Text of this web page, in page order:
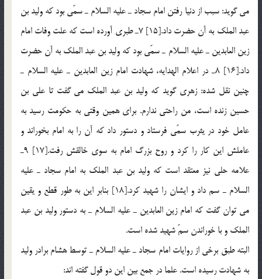
می گوید: سبب از دنیا رفتن امام سجاد ـ علیه السلام ـ سمّی بود که ولید بن
عبد الملک به آن حضرت داد.[15] 7ـ طبری آورده است که علت وفات امام
زین العابدین ـ علیه السلام ـ سمّی بود که ولید بن عبد الملک به آن حضرت
داد.[16] 8ـ در اعلام الهدايه، شهادت امام زین العابدین ـ علیه السلام ـ
چنین نقل شده: زهری گوید که ولید بن عبد الملک می گفت تا علی بن
حسین زنده است، من راحتی ندارم. برای همین وقتی به حکومت رسید به
عامل خود در یثرب سمّی فرستاد و دستور داد که آن را به امام بخوراند و
عاملش این کار را کرد و روح بزرگ امام به سوی خالقش رفت.[17] 9ـ
علامه حلی نیز معتقد است که ولید بن عبد الملک به امام سجاد ـ علیه
السلام ـ سم داد و ایشان را شهید کرد.[18] بنابر این به طور قطع و یقین
می توان گفت که امام زین العابدین ـ علیه السلام ـ به دستور ولید بن عبد
الملک و با خوراندن سمّ شهید شده است.
البته طبق برخی از روایات امام سجاد ـ علیه السلام ـ توسط هشام برادر ولید
به شهادت رسیده است. علما در جمع بین این دو قول گفته اند: